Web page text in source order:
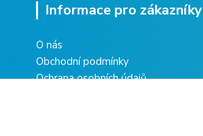
Informace pro zákazníky
O nás
Obchodní podmínky
Ochrana osobních údajů